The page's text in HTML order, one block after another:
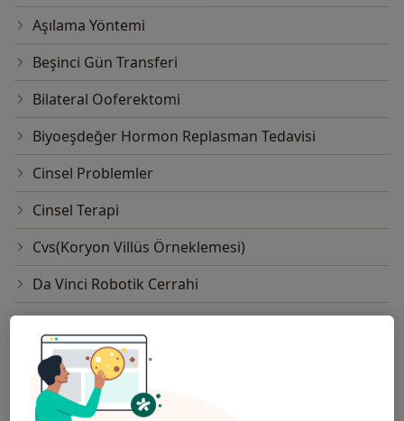
Aşılama Yöntemi
Beşinci Gün Transferi
Bilateral Ooferektomi
Biyoeşdeğer Hormon Replasman Tedavisi
Cinsel Problemler
Cinsel Terapi
Cvs(Koryon Villüs Örneklemesi)
Da Vinci Robotik Cerrahi
Dilatasyon Ve Kürtaj
Diyabetik Gebe Takibi
Doğal Doğum